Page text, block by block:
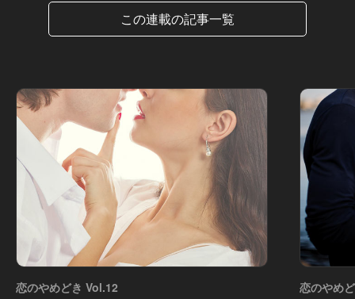
この連載の記事一覧
恋のやめどき Vol.12 恋のやめ